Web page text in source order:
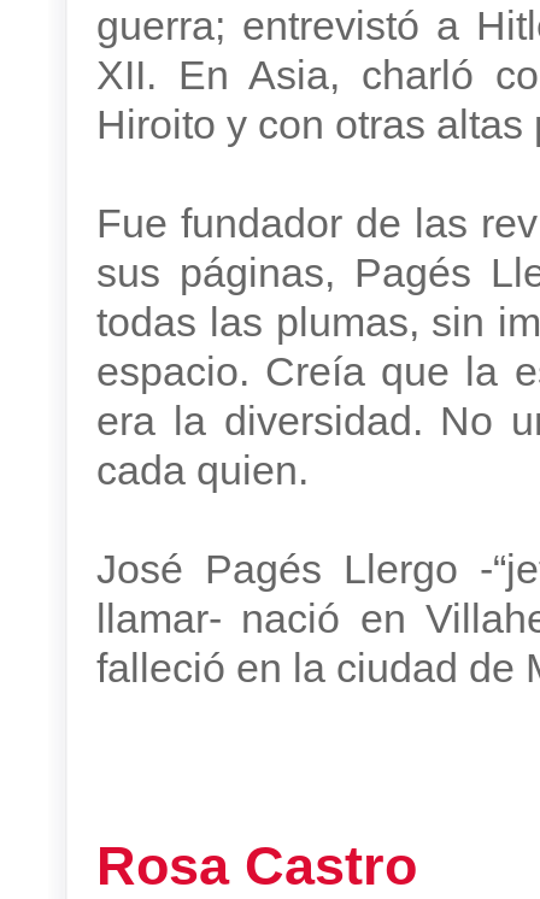
guerra; entrevistó a
XII. En Asia, charló
Hiroito y con otras
Fue fundador de las
sus páginas, Pagés
todas las plumas, sin
espacio. Creía que la
era la diversidad. No
cada quien.
José Pagés Llergo -
llamar- nació en
falleció en la ciudad de
Rosa Castro